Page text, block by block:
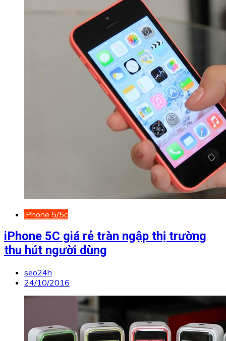
iPhone 5/5c
iPhone 5C giá rẻ tràn ngập thị trường
thu hút người dùng
seo24h
24/10/2016